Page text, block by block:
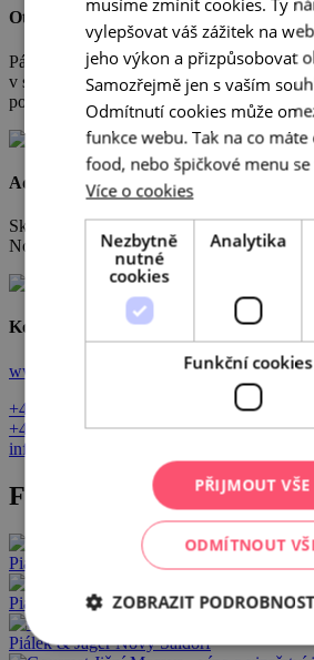
Otevřeno
Pá-So 18:00 – 23:00
v sezoně ostatní dny
po telefonické domluvě
Adresa
Sklep 47/S
Nový Šaldorf
Kontakty
www.pialek.cz
+420 775 989 890
+420 777 179 462
info@pialek.cz
Fotogalerie
vylepšovat váš zážitek na
jeho výkon a přizpůsobovat
Samozřejmě jen s vaším
Odmítnutí cookies může
funkce webu. Tak na co máte
food, nebo špičkové menu
Více o cookies
Nezbytně
nutné
cookies
Analytika
Funkční cookies
PŘIJMOUT VŠE
ODMÍTNOUT
ZOBRAZIT